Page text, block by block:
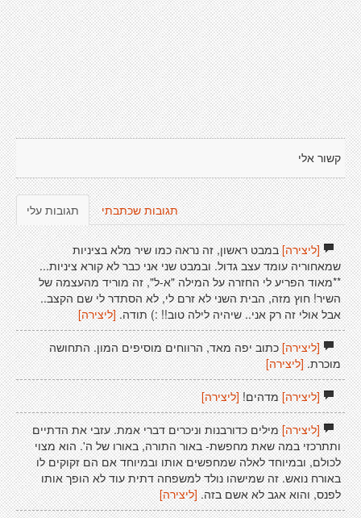
קשור אלי
תגובות עלי תגובות שכתבתי
[ליצירה]במבט ראשון, זה נראה כמו שיר מלא בציניות
שמאחוריה עומד עצב גדול. ובמבט שני אני כבר לא קורא ציניות...
**מאוד הפריע לי החזרה על המילה "א-ל", זה מוריד מהעצמה של
השיר! חוץ מזה, הבית השני לא זרם לי, לא הסתדר לי שם הקצב..
אבל אולי זה רק אני.. שיהיה לילה טוב!! :) תודה. [ליצירה]
[ליצירה]כתוב יפה מאד, הרווחים מוסיפים המון. התחושה
מוכרת. [ליצירה]
[ליצירה]מדהים![ליצירה]
[ליצירה]מילים כדורבנות וניכרים דברי אמת. עזבי את הדתיים
ותתרכזי במה שאת מחפשת- באור התורה, באורו של ה'. הוא מצוי
לכולם, ובמיוחד לאלה שמחפשים אותו ובמיוחד אם הם זקוקים לו
באורח נואש. זה שמישהו נולד למשפחה דתית עוד לא הופך אותו
לפנס, והוא אגב לא אשם בזה. [ליצירה]